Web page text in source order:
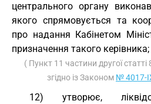
центрального органу
якого спрямовується та
про надання Кабінетом
призначення такого керівника;
( Пункт 11 частини другої
згідно із Законом № 4017-
12) утворює,